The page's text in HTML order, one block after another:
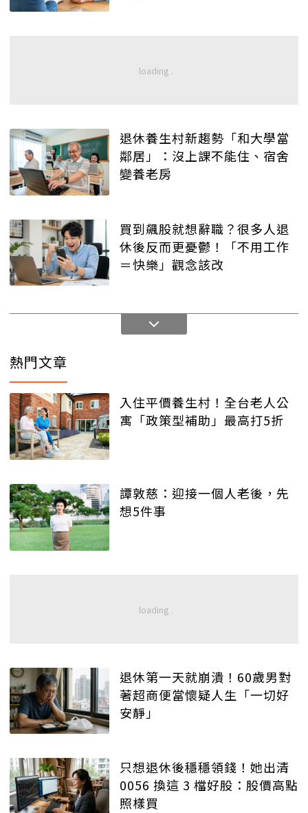
退休養生村新趨勢「和大學當
鄰居」：沒上課不能住、宿舍
變養老房
買到飆股就想辭職？很多人退
休後反而更憂鬱！「不用工作
＝快樂」觀念該改
熱門文章
入住平價養生村！全台老人公
寓「政策型補助」最高打5折
譚敦慈：迎接一個人老後，先
想5件事
退休第一天就崩潰！60歲男對
著超商便當懷疑人生「一切好
安靜」
只想退休後穩穩領錢！她出清
0056 換這 3 檔好股：股價高點
照樣買